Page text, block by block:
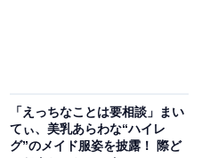
「えっちなことは要相談」まい
てぃ、美乳あらわな“ハイレ
グ”のメイド服姿を披露！ 際ど